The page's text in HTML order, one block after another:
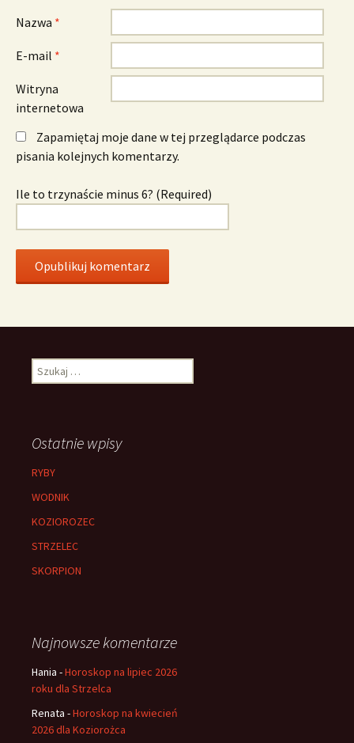
Nazwa *
E-mail *
Witryna
internetowa
Zapamiętaj moje dane w tej przeglądarce podczas
pisania kolejnych komentarzy.
Ile to trzynaście minus 6? (Required)
Szukaj:
Ostatnie wpisy
RYBY
WODNIK
KOZIOROZEC
STRZELEC
SKORPION
Najnowsze komentarze
Hania -Horoskop na lipiec 2026
roku dla Strzelca
Renata -Horoskop na kwiecień
2026 dla Koziorożca